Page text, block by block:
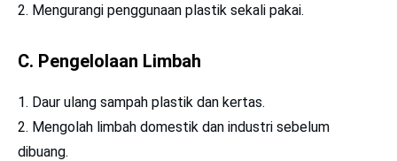
Mengurangi penggunaan plastik sekali pakai.
C. Pengelolaan Limbah
Daur ulang sampah plastik dan kertas.
Mengolah limbah domestik dan industri sebelum
dibuang.